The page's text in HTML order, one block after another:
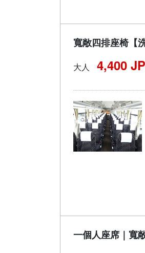
寬敞四排座椅【
大人 4,400
一個人座席｜寬